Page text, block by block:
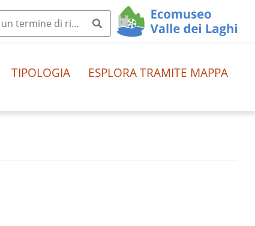
TIPOLOGIA ESPLORA TRAMITE MAPPA